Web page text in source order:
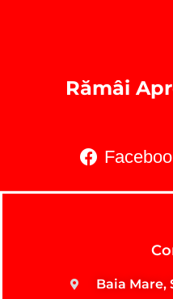
Rămâi
Baia Mare,